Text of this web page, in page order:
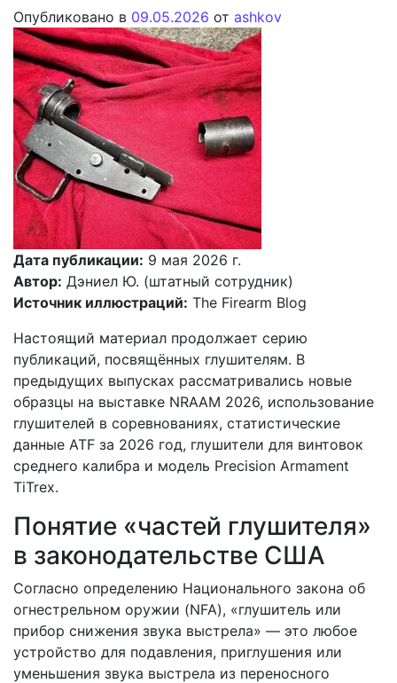
Опубликовано в 09.05.2026 от ashkov
Дата публикации: 9 мая 2026 г.
Автор: Дэниел Ю. (штатный сотрудник)
Источник иллюстраций: The Firearm Blog
Настоящий материал продолжает серию
публикаций, посвящённых глушителям. В
предыдущих выпусках рассматривались новые
образцы на выставке NRAAM 2026, использование
глушителей в соревнованиях, статистические
данные ATF за 2026 год, глушители для винтовок
среднего калибра и модель Precision Armament
TiTrex.
Понятие «частей глушителя»
в законодательстве США
Согласно определению Национального закона об
огнестрельном оружии (NFA), «глушитель или
прибор снижения звука выстрела» — это любое
устройство для подавления, приглушения или
уменьшения звука выстрела из переносного